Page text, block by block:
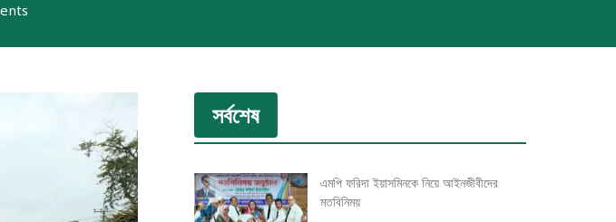
সর্বশেষ
এমপি ফরিদা ইয়াসমিনকে নিয়ে আইনজীবীদের
মতবিনিময়